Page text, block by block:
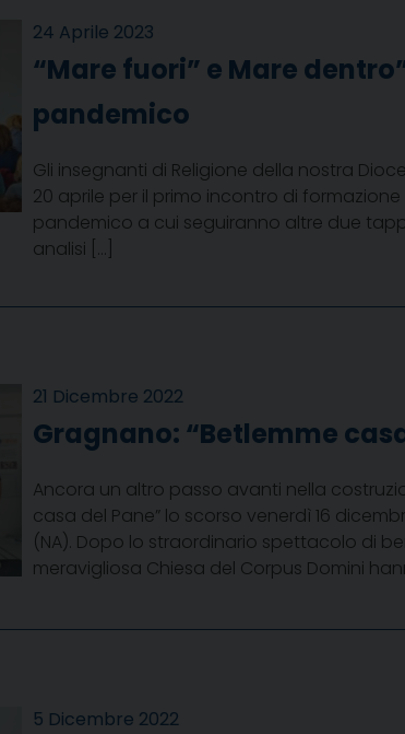
24 Aprile 2023
“Mare fuori” e Mare
pandemico
Gli insegnanti di Religione della nostra
20 aprile per il primo incontro di
pandemico a cui seguiranno altre due
analisi […]
21 Dicembre 2022
Gragnano: “Betlemme
Ancora un altro passo avanti nella
casa del Pane” lo scorso venerdì 16
(NA). Dopo lo straordinario spettacolo di
meravigliosa Chiesa del Corpus Domini
5 Dicembre 2022